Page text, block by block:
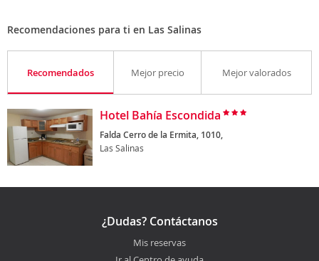
Recomendaciones para ti en Las Salinas
Recomendados Mejor precio Mejor valorados
Hotel Bahía Escondida
Falda Cerro de la Ermita, 1010,
Las Salinas
¿Dudas? Contáctanos
Mis reservas